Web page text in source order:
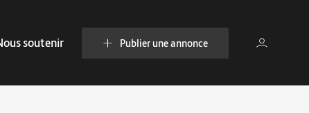
soutenir Publier une annonce